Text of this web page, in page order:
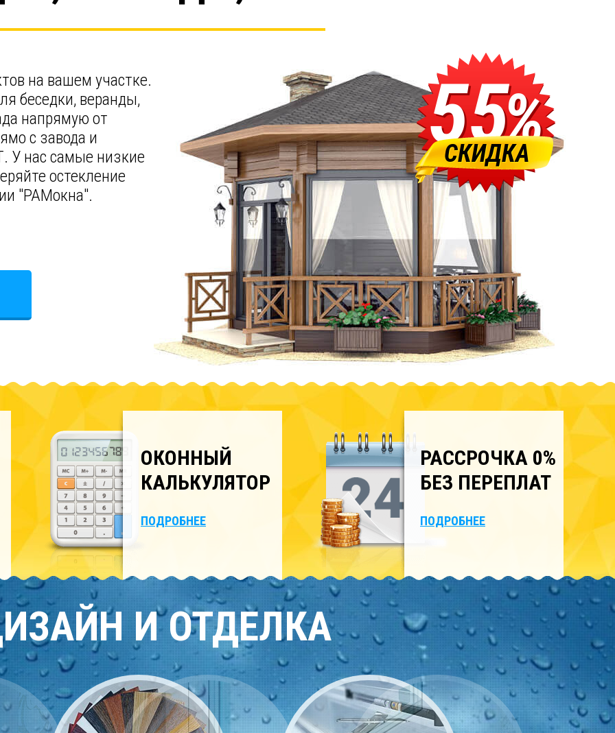
55%
СКИДКА
на вашем участке.
беседки, веранды,
напрямую от
с завода и
У нас самые низкие
остекление
"РАМокна".
ОКОННЫЙ
КАЛЬКУЛЯТОР
ПОДРОБНЕЕ
РАССРОЧКА 0%
БЕЗ ПЕРЕПЛАТ
ПОДРОБНЕЕ
И ОТДЕЛКА